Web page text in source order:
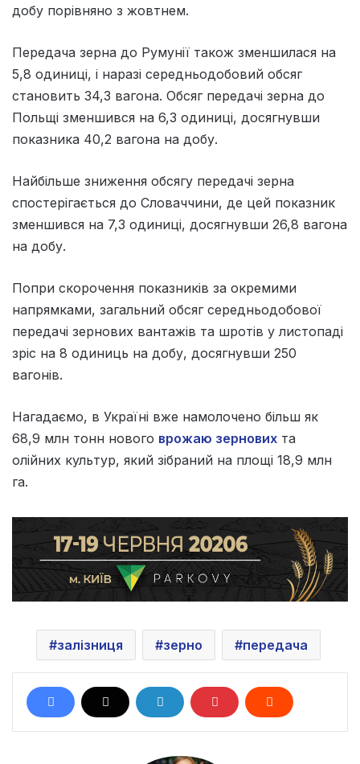
добу порівняно з жовтнем.
Передача зерна до Румунії також зменшилася на
5,8 одиниці, і наразі середньодобовий обсяг
становить 34,3 вагона. Обсяг передачі зерна до
Польщі зменшився на 6,3 одиниці, досягнувши
показника 40,2 вагона на добу.
Найбільше зниження обсягу передачі зерна
спостерігається до Словаччини, де цей показник
зменшився на 7,3 одиниці, досягнувши 26,8 вагона
на добу.
Попри скорочення показників за окремими
напрямками, загальний обсяг середньодобової
передачі зернових вантажів та шротів у листопаді
зріс на 8 одиниць на добу, досягнувши 250
вагонів.
Нагадаємо, в Україні вже намолочено більш як
68,9 млн тонн нового врожаю зернових та
олійних культур, який зібраний на площі 18,9 млн
га.
залізниця зерно передача